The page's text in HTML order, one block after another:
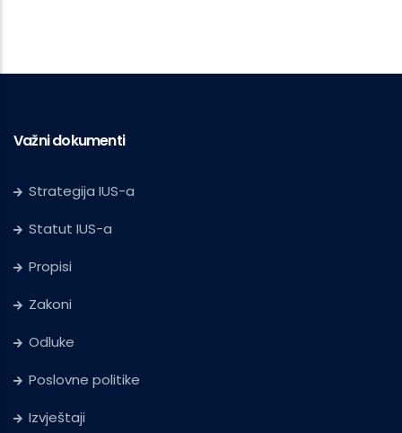
Važni dokumenti
Strategija IUS-a
Statut IUS-a
Propisi
Zakoni
Odluke
Poslovne politike
Izvještaji